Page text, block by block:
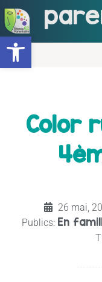
Ouvrir la barre d’outils
Color
26 mai,
Publics: En